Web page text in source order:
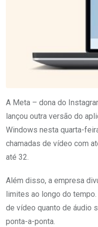
A Meta – dona do
lançou outra versão do
Windows nesta quarta-
chamadas de vídeo com
até 32.
Além disso, a empresa
limites ao longo do
de vídeo quanto de áudio
ponta-a-ponta.